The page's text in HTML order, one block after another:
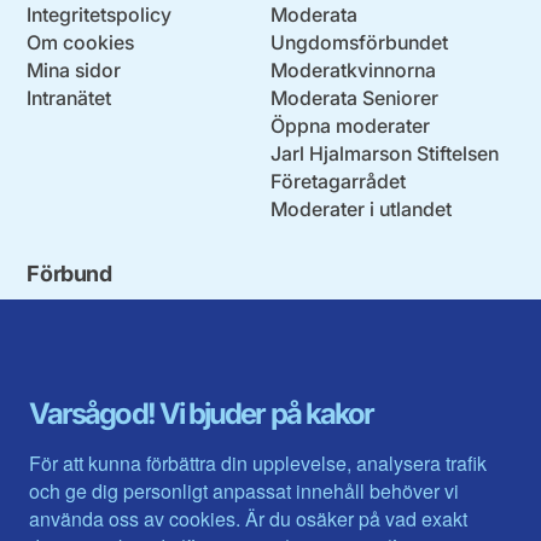
Varsågod! Vi bjuder på kakor
För att kunna förbättra din upplevelse, analysera trafik
och ge dig personligt anpassat innehåll behöver vi
använda oss av cookies. Är du osäker på vad exakt
Integritetspolicy
Om cookies
Mina sidor
Intranätet
Moderata
Ungdomsförbundet
Moderatkvinnorna
Moderata Seniorer
Öppna moderater
Jarl Hjalmarson Stiftelsen
Företagarrådet
Moderater i utlandet
Förbund
Gävleborg
Halland
Jämtlands län
Jönköpings län
Kalmar län
Värmlands län
Västerbotten
Västra Götaland
Västernorrland
Västmanland